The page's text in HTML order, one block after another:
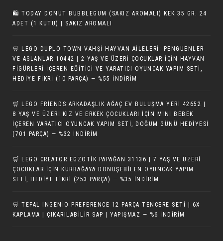
🛍️ TODAY DONUT BUBBLEGUM (SAKIZ AROMALI) KEK 35 GR. 24
ADET (1 KUTU) | SAKIZ AROMALI
🛒 LEGO DUPLO TOWN VAHŞI HAYVAN AILELERI: PENGUENLER
VE ASLANLAR 10442 | 2 YAŞ VE ÜZERI ÇOCUKLAR IÇIN HAYVAN
FIGÜRLERI İÇEREN EĞITICI VE YARATICI OYUNCAK YAPIM SETI,
HEDIYE FIKRI (10 PARÇA) — %55 İNDIRIM
🛒 LEGO FRIENDS ARKADAŞLIK AĞAÇ EV BULUŞMA YERI 42652 |
8 YAŞ VE ÜZERI KIZ VE ERKEK ÇOCUKLARI IÇIN MINI BEBEK
İÇEREN YARATICI OYUNCAK YAPIM SETI, DOĞUM GÜNÜ HEDIYESI
(701 PARÇA) — %32 İNDIRIM
🛒 LEGO CREATOR EGZOTIK PAPAĞAN 31136 | 7 YAŞ VE ÜZERI
ÇOCUKLAR IÇIN KURBAĞAYA DÖNÜŞEBILEN OYUNCAK YAPIM
SETI, HEDIYE FIKRI (253 PARÇA) — %35 İNDIRIM
🛒 TEFAL INGENIO PREFERENCE 12 PARÇA TENCERE SETI | 6X
KAPLAMA | ÇIKARILABILIR SAP | YAPIŞMAZ — %6 İNDIRIM